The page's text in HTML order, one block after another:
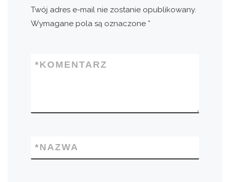
Twój adres e-mail nie zostanie opublikowany.
Wymagane pola są oznaczone *
KOMENTARZ
*
NAZWA
*